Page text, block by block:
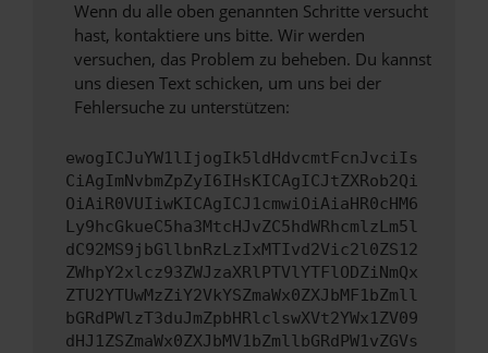
Wenn du alle oben genannten Schritte versucht
hast, kontaktiere uns bitte. Wir werden
versuchen, das Problem zu beheben. Du kannst
uns diesen Text schicken, um uns bei der
Fehlersuche zu unterstützen:
ewogICJuYW1lIjogIk5ldHdvcmtFcnJvciIs
CiAgImNvbmZpZyI6IHsKICAgICJtZXRob2Qi
OiAiR0VUIiwKICAgICJ1cmwiOiAiaHR0cHM6
Ly9hcGkueC5ha3MtcHJvZC5hdWRhcmlzLm5l
dC92MS9jbGllbnRzLzIxMTIvd2Vic2l0ZS12
ZWhpY2xlcz93ZWJzaXRlPTVlYTFlODZiNmQx
ZTU2YTUwMzZiY2VkYSZmaWx0ZXJbMF1bZmll
bGRdPWlzT3duJmZpbHRlclswXVt2YWx1ZV09
dHJ1ZSZmaWx0ZXJbMV1bZmllbGRdPW1vZGVs